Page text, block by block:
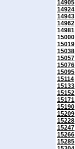
14905
14924
14943
14962
14981
15000
15019
15038
15057
15076
15095
15114
15133
15152
15171
15190
15209
15228
15247
15266
15285